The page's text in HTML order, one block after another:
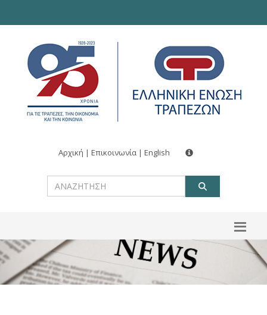
Αρχική | Επικοινωνία | English